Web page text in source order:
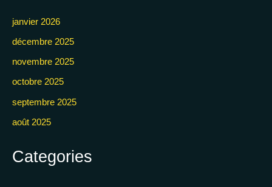
janvier 2026
décembre 2025
novembre 2025
octobre 2025
septembre 2025
août 2025
Categories